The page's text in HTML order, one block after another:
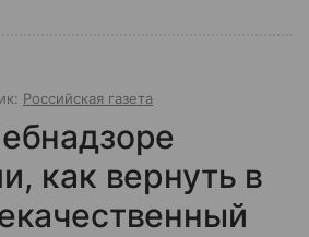
Российская газета
как вернуть в